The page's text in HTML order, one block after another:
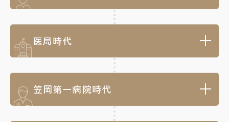
医局時代
笠岡第一病院時代